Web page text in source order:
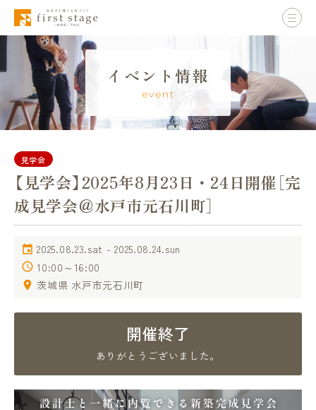
イベント情報
event
見学会
【見学会】2025年8月23日・24日開催［完
成見学会＠水戸市元石川町］
2025.08.23.sat - 2025.08.24.sun
10:00～16:00
茨城県 水戸市元石川町
開催終了
ありがとうございました。